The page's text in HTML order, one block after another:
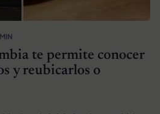
te permite conocer
y reubicarlos o